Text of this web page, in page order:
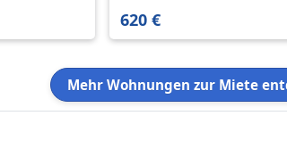
620 €
Mehr Wohnungen zur Miete